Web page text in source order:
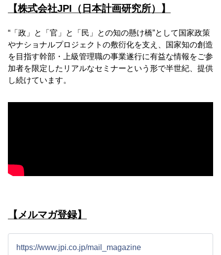
【株式会社JPI（日本計画研究所）】
“「政」と「官」と「民」との知の懸け橋”として国家政策
やナショナルプロジェクトの敷衍化を支え、国家知の創造
を目指す幹部・上級管理職の事業遂行に有益な情報をご参
加者を限定したリアルなセミナーという形で半世紀、提供
し続けています。
【メルマガ登録】
https://www.jpi.co.jp/mail_magazine